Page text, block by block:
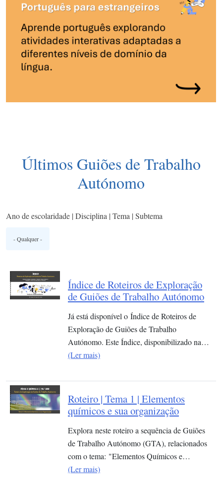
Últimos Guiões de Trabalho
Autónomo
Ano de escolaridade | Disciplina | Tema | Subtema
Índice de Roteiros de Exploração
de Guiões de Trabalho Autónomo
Já está disponível o Índice de Roteiros de
Exploração de Guiões de Trabalho
Autónomo. Este Índice, disponibilizado na…
(Ler mais)
Roteiro | Tema 1 | Elementos
químicos e sua organização​
Explora neste roteiro a sequência de Guiões
de Trabalho Autónomo (GTA), relacionados
com o tema: "Elementos Químicos e…
(Ler mais)